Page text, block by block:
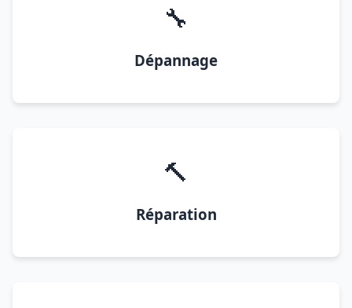
🔧
Dépannage
🔨
Réparation